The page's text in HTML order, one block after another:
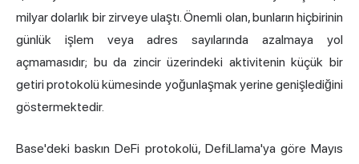
milyar dolarlık bir zirveye ulaştı. Önemli olan, bunların hiçbirinin
günlük işlem veya adres sayılarında azalmaya yol
açmamasıdır; bu da zincir üzerindeki aktivitenin küçük bir
getiri protokolü kümesinde yoğunlaşmak yerine genişlediğini
göstermektedir.
Base'deki baskın DeFi protokolü, DefiLlama'ya göre Mayıs